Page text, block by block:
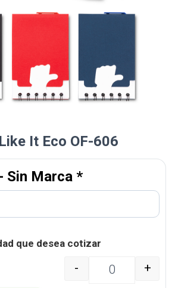
It Eco OF-606
Sin Marca *
que desea cotizar
Mini Libreta Like It
- +